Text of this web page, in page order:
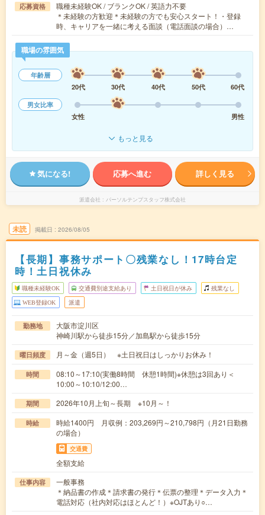
応募資格
職種未経験OK / ブランクOK / 英語力不要
＊未経験の方歓迎＊未経験の方でも安心スタート！・登録
時、キャリアを一緒に考える面談（電話面談の場合）…
職場の雰囲気
年齢層
20代
30代 40代 50代
60代
男女比率
女性
男性
もっと見る
気になる! 応募へ進む 詳しく見る
派遣会社 パーソルテンプスタッフ株式会社
未読 掲載日 2026/08/05
【長期】事務サポート〇残業なし！17時台定
時！土日祝休み
職種未経験OK 交通費別途支給あり 土日祝日が休み 残業なし
WEB登録OK 派遣
勤務地
大阪市淀川区
神崎川駅から徒歩15分／加島駅から徒歩15分
曜日頻度 月～金（週5日） ※土日祝日はしっかりお休み！
時間
08:10～17:10(実働8時間 休憩1時間)※休憩は3回あり＜
10:00～10:10/12:00…
期間 2026年10月上旬～長期 ※10月～！
時給
時給1400円 月収例：203,269円～210,798円（月21日勤務
の場合）
交通費
全額支給
仕事内容
一般事務
＊納品書の作成＊請求書の発行＊伝票の整理＊データ入力＊
電話対応（社内対応はほとんど！）※OJTあり○…